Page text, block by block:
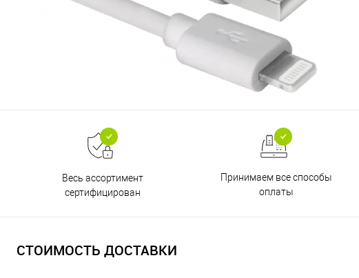
Весь ассортимент
сертифицирован
Принимаем все способы
оплаты
СТОИМОСТЬ ДОСТАВКИ